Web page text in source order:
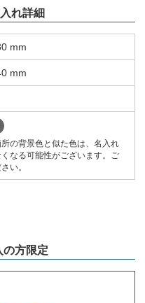
れ詳細
mm
mm
の背景色と似た色は、名入れ
なる可能性がございます。ご
い。
の方限定